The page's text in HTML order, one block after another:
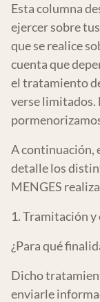
Esta columna
ejercer sobre
que se realice
cuenta que
el tratamiento
verse limitados.
A continuación,
detalle los
MENGES
1. Tramitación
¿Para qué
Dicho
enviarle